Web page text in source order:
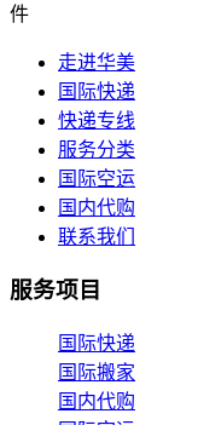
件
走进华美
国际快递
快递专线
服务分类
国际空运
国内代购
联系我们
服务项目
国际快递
国际搬家
国内代购